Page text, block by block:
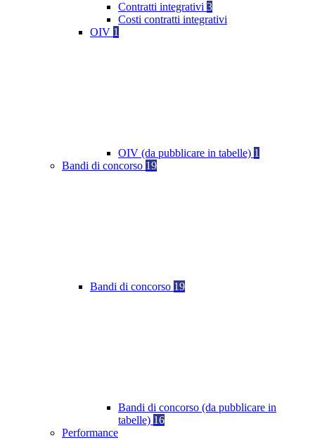
Contratti integrativi 3
Costi contratti integrativi
OIV 1
OIV (da pubblicare in tabelle) 1
Bandi di concorso 19
Bandi di concorso 19
Bandi di concorso (da pubblicare in
tabelle) 16
Performance